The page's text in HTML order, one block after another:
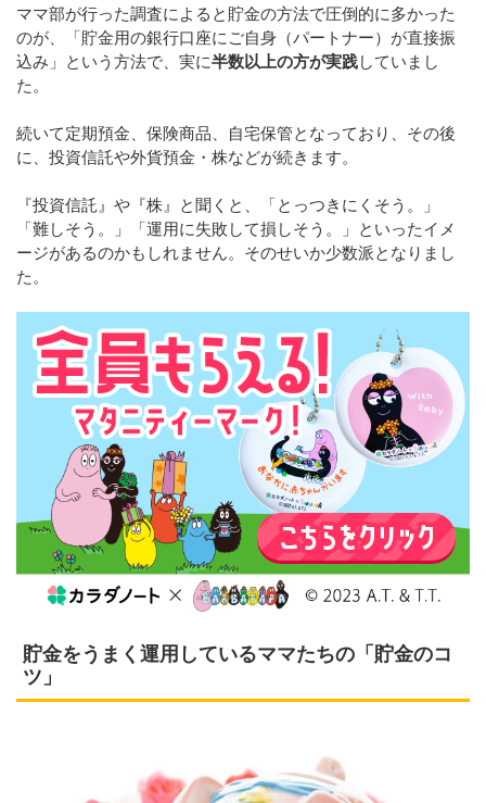
ママ部が行った調査によると貯金の方法で圧倒的に多かった
のが、「貯金用の銀行口座にご自身（パートナー）が直接振
込み」という方法で、実に半数以上の方が実践していまし
た。
続いて定期預金、保険商品、自宅保管となっており、その後
に、投資信託や外貨預金・株などが続きます。
『投資信託』や『株』と聞くと、「とっつきにくそう。」
「難しそう。」「運用に失敗して損しそう。」といったイメ
ージがあるのかもしれません。そのせいか少数派となりまし
た。
貯金をうまく運用しているママたちの「貯金のコ
ツ」